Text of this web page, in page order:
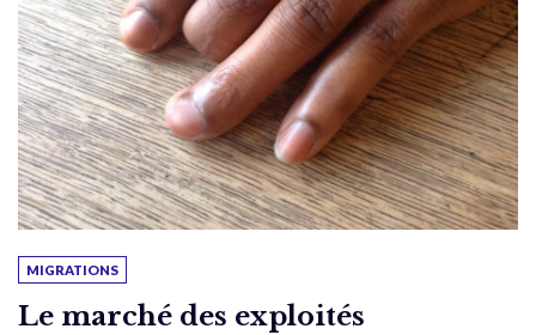
MIGRATIONS
Le marché des exploités